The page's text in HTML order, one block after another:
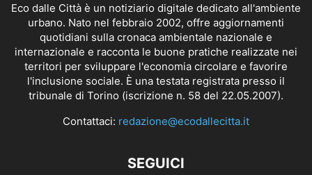
Eco dalle Città è un notiziario digitale dedicato all'ambiente
urbano. Nato nel febbraio 2002, offre aggiornamenti
quotidiani sulla cronaca ambientale nazionale e
internazionale e racconta le buone pratiche realizzate nei
territori per sviluppare l'economia circolare e favorire
l'inclusione sociale. È una testata registrata presso il
tribunale di Torino (iscrizione n. 58 del 22.05.2007).
Contattaci: redazione@ecodallecitta.it
SEGUICI